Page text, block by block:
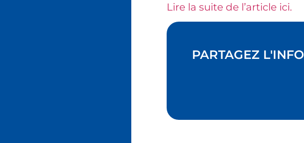
Lire la suite de l’article ici.
PARTAGEZ L'INFO